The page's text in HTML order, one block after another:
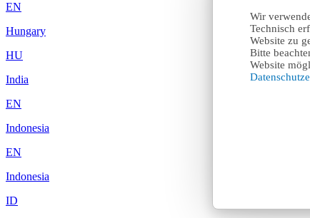
Wir
Technisch
Website zu
Bitte
Website
EN
Hungary
HU
India
EN
Indonesia
EN
Indonesia
ID